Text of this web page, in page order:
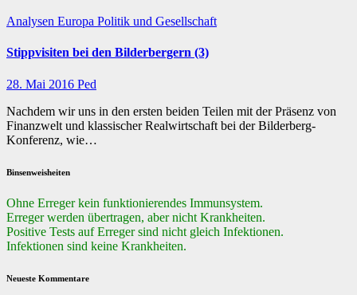
Analysen Europa Politik und Gesellschaft
Stippvisiten bei den Bilderbergern (3)
28. Mai 2016 Ped
Nachdem wir uns in den ersten beiden Teilen mit der Präsenz von
Finanzwelt und klassischer Realwirtschaft bei der Bilderberg-
Konferenz, wie…
Binsenweisheiten
Ohne Erreger kein funktionierendes Immunsystem.
Erreger werden übertragen, aber nicht Krankheiten.
Positive Tests auf Erreger sind nicht gleich Infektionen.
Infektionen sind keine Krankheiten.
Neueste Kommentare